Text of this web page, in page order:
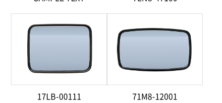
17LB-00111 71M8-12001